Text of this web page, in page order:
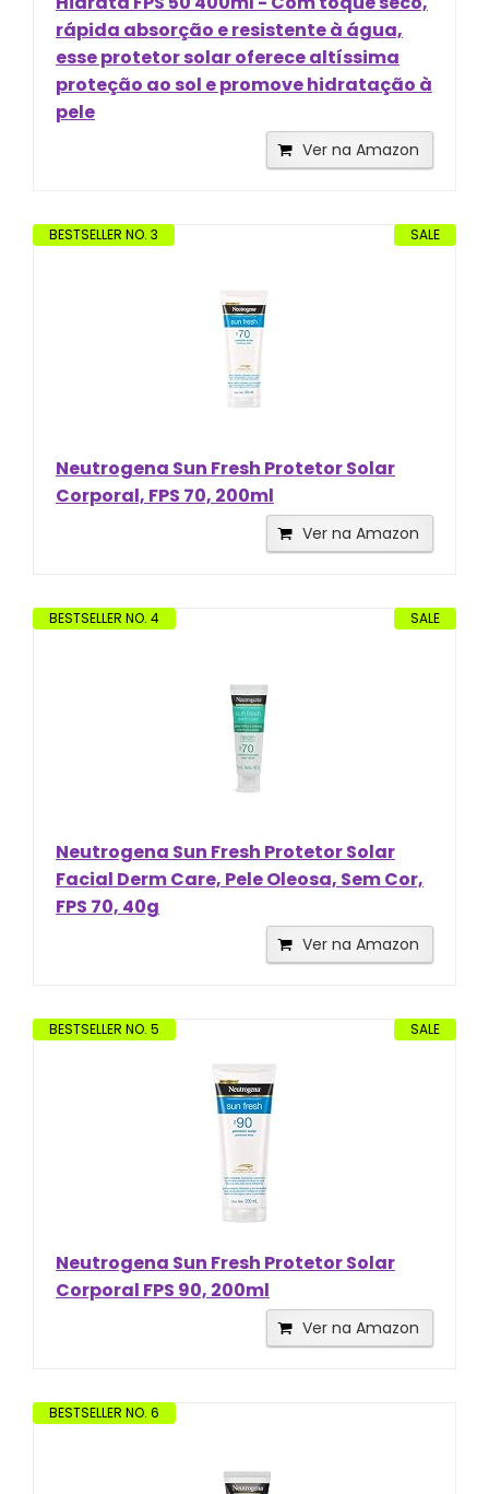
rápida absorção e resistente à água,
esse protetor solar oferece altíssima
proteção ao sol e promove hidratação à
pele
Ver na Amazon
SALE
BESTSELLER NO. 3
Neutrogena Sun Fresh Protetor Solar
Corporal, FPS 70, 200ml
Ver na Amazon
SALE
BESTSELLER NO. 4
Neutrogena Sun Fresh Protetor Solar
Facial Derm Care, Pele Oleosa, Sem Cor,
FPS 70, 40g
Ver na Amazon
SALE
BESTSELLER NO. 5
Neutrogena Sun Fresh Protetor Solar
Corporal FPS 90, 200ml
Ver na Amazon
BESTSELLER NO. 6